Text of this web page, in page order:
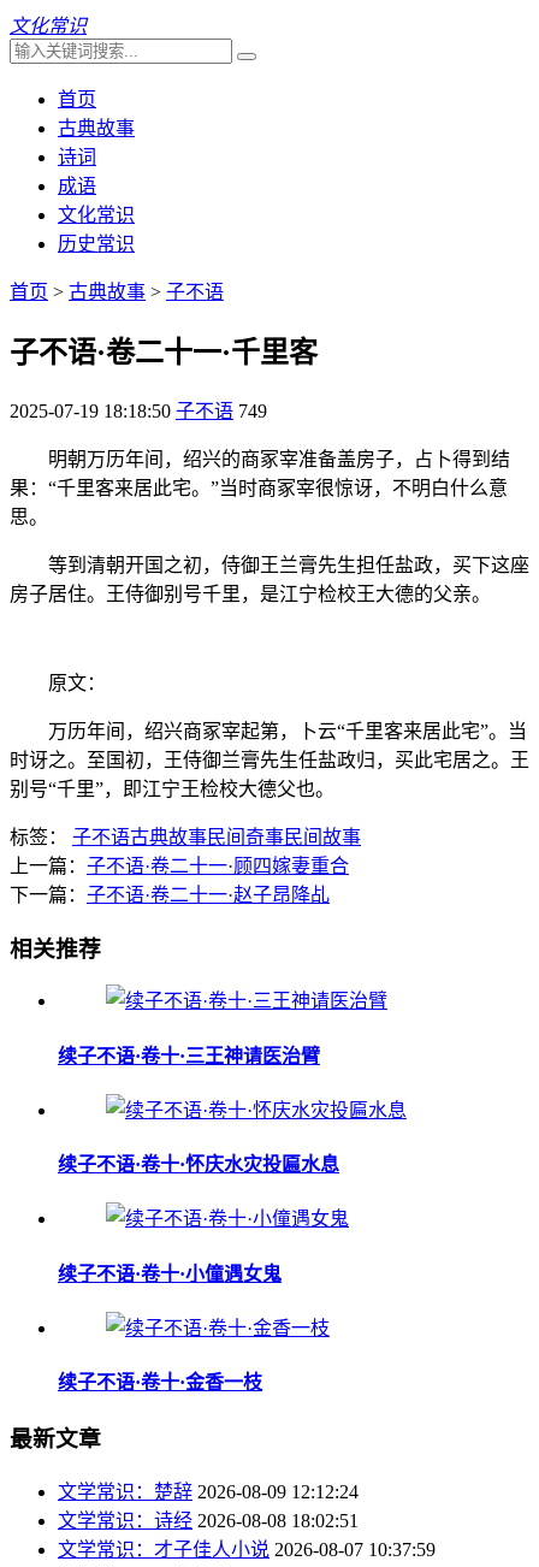
文化常识
首页
古典故事
诗词
成语
文化常识
历史常识
首页 > 古典故事 > 子不语
子不语·卷二十一·千里客
2025-07-19 18:18:50 子不语 749
明朝万历年间，绍兴的商冢宰准备盖房子，占卜得到结
果：“千里客来居此宅。”当时商冢宰很惊讶，不明白什么意
思。
等到清朝开国之初，侍御王兰膏先生担任盐政，买下这座
房子居住。王侍御别号千里，是江宁检校王大德的父亲。
原文：
万历年间，绍兴商冢宰起第，卜云“千里客来居此宅”。当
时讶之。至国初，王侍御兰膏先生任盐政归，买此宅居之。王
别号“千里”，即江宁王检校大德父也。
标签： 子不语古典故事民间奇事民间故事
上一篇： 子不语·卷二十一·顾四嫁妻重合
下一篇： 子不语·卷二十一·赵子昂降乩
相关推荐
续子不语·卷十·三王神请医治臂
续子不语·卷十·怀庆水灾投匾水息
续子不语·卷十·小僮遇女鬼
续子不语·卷十·金香一枝
最新文章
文学常识：楚辞 2026-08-09 12:12:24
文学常识：诗经 2026-08-08 18:02:51
文学常识：才子佳人小说 2026-08-07 10:37:59